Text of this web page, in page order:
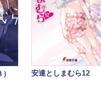
安達としまむら12